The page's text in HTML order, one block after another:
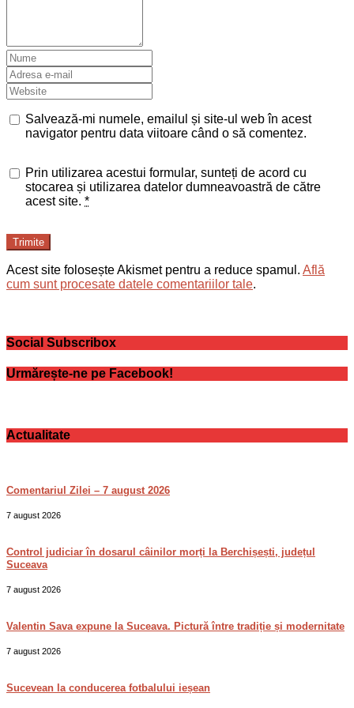
Salvează-mi numele, emailul și site-ul web în acest
navigator pentru data viitoare când o să comentez.
Prin utilizarea acestui formular, sunteți de acord cu
stocarea și utilizarea datelor dumneavoastră de către
acest site. *
Trimite
Acest site folosește Akismet pentru a reduce spamul. Află
cum sunt procesate datele comentariilor tale.
Social Subscribox
Urmărește-ne pe Facebook!
Actualitate
Comentariul Zilei – 7 august 2026
7 august 2026
Control judiciar în dosarul câinilor morți la Berchișești, județul
Suceava
7 august 2026
Valentin Sava expune la Suceava. Pictură între tradiție și modernitate
7 august 2026
Sucevean la conducerea fotbalului ieșean